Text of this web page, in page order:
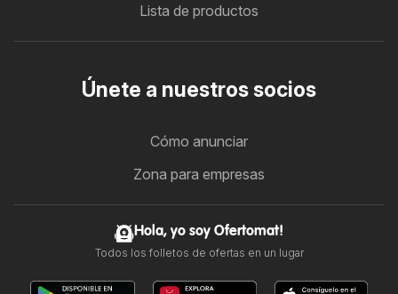
Lista de productos
Únete a nuestros socios
Cómo anunciar
Zona para empresas
Hola, yo soy Ofertomat!
Todos los folletos de ofertas en un lugar